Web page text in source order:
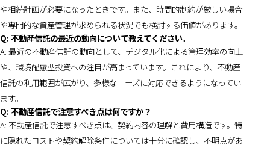
や相続計画が必要になったときです。また、時間的制約が厳しい場合
や専門的な資産管理が求められる状況でも検討する価値があります。
Q: 不動産信託の最近の動向について教えてください。
A: 最近の不動産信託の動向として、デジタル化による管理効率の向上
や、環境配慮型投資への注目が高まっています。これにより、不動産
信託の利用範囲が広がり、多様なニーズに対応できるようになってい
ます。
Q: 不動産信託で注意すべき点は何ですか？
A: 不動産信託で注意すべき点は、契約内容の理解と費用構造です。特
に隠れたコストや契約解除条件については十分に確認し、不明点があ